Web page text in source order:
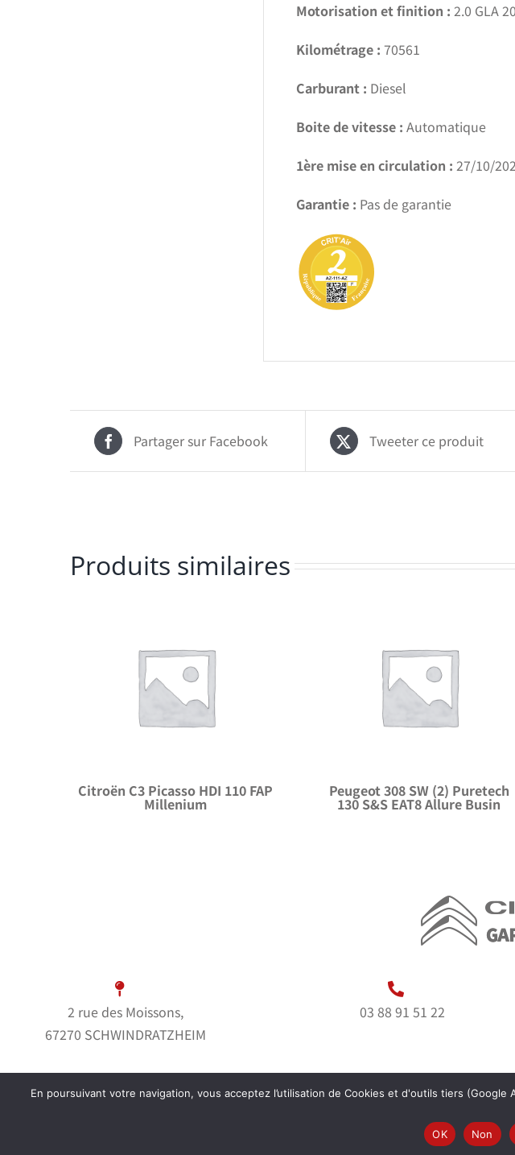
Motorisation et finition : 2.0 GLA
Kilométrage : 70561
Carburant : Diesel
Boite de vitesse : Automatique
1ère mise en circulation : 27/10/
Garantie : Pas de garantie
Partager sur Facebook Tweeter ce produit
Produits similaires
Citroën C3 Picasso HDI 110 FAP
Millenium
Peugeot 308 SW (2) Puretech
130 S&S EAT8 Allure Busin
2 rue des Moissons,
67270 SCHWINDRATZHEIM
03 88 91 51 22
Mentions Légales |
En poursuivant votre navigation, vous acceptez l’utilisation de Cookies et d'outils tiers
OK
Non